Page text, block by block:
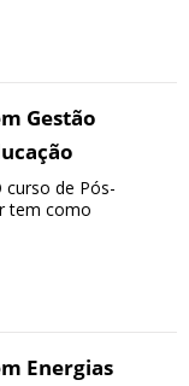
Gestão
curso de Pós-
tem como
Energias